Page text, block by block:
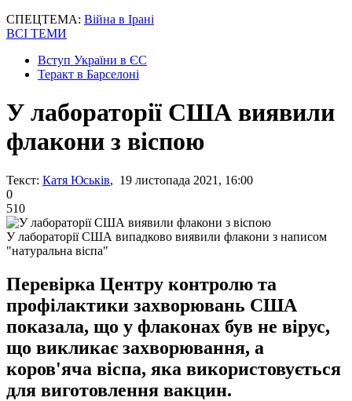
СПЕЦТЕМА: Війна в Ірані
ВСІ ТЕМИ
Вступ України в ЄС
Теракт в Барселоні
У лабораторії США виявили
флакони з віспою
Текст: Катя Юськів, 19 листопада 2021, 16:00
0
510
У лабораторії США випадково виявили флакони з написом
"натуральна віспа"
Перевірка Центру контролю та
профілактики захворювань США
показала, що у флаконах був не вірус,
що викликає захворювання, а
коров'яча віспа, яка використовується
для виготовлення вакцин.